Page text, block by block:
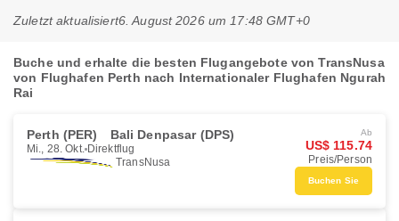
Zuletzt aktualisiert6. August 2026 um 17:48 GMT+0
Buche und erhalte die besten Flugangebote von TransNusa
von Flughafen Perth nach Internationaler Flughafen Ngurah
Rai
Perth (PER) Bali Denpasar (DPS)
Mi., 28. Okt. Direktflug
TransNusa
Ab
US$ 115.74
Preis/Person
Buchen Sie